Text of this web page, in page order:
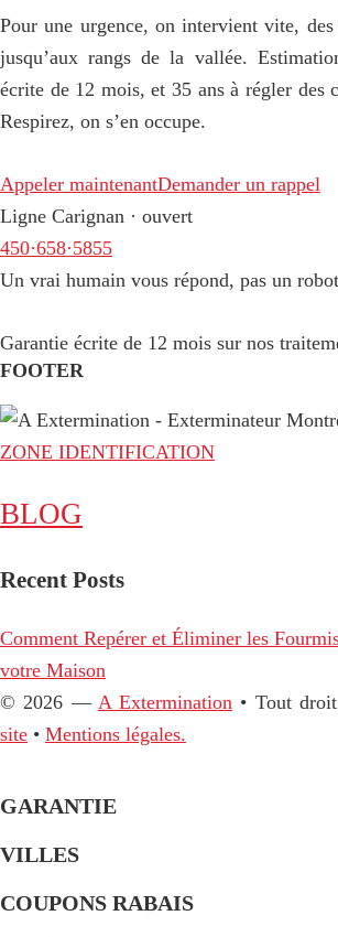
Pour une urgence, on intervient vite,
jusqu’aux rangs de la vallée.
écrite de 12 mois, et 35 ans à régler des
Respirez, on s’en occupe.
Appeler maintenantDemander un rappel
Ligne Carignan · ouvert
450·658·5855
Un vrai humain vous répond, pas un
Garantie écrite de 12 mois sur nos
FOOTER
ZONE IDENTIFICATION
BLOG
Recent Posts
Comment Repérer et Éliminer les
votre Maison
© 2026 — A Extermination • Tout
site • Mentions légales.
GARANTIE
VILLES
COUPONS RABAIS